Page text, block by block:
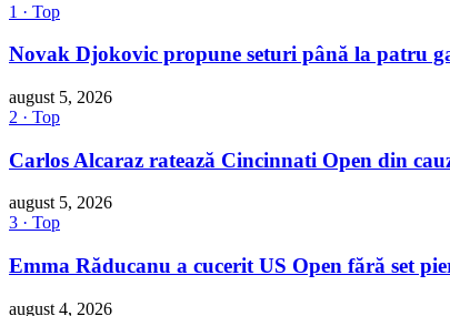
1 · Top
Novak Djokovic propune seturi până la patru
august 5, 2026
2 · Top
Carlos Alcaraz ratează Cincinnati Open din
august 5, 2026
3 · Top
Emma Răducanu a cucerit US Open fără set
august 4, 2026